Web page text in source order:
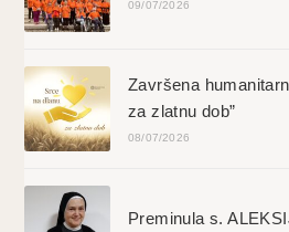
09/07/2026
Završena
za zlatnu dob”
08/07/2026
Preminula s.